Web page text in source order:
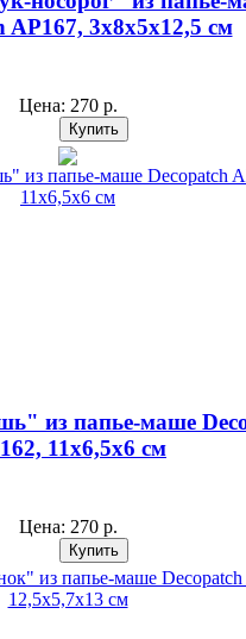
AP167, 3х8х5х12,5 см
Цена: 270 р.
из папье-маше
11х6,5х6 см
Цена: 270 р.